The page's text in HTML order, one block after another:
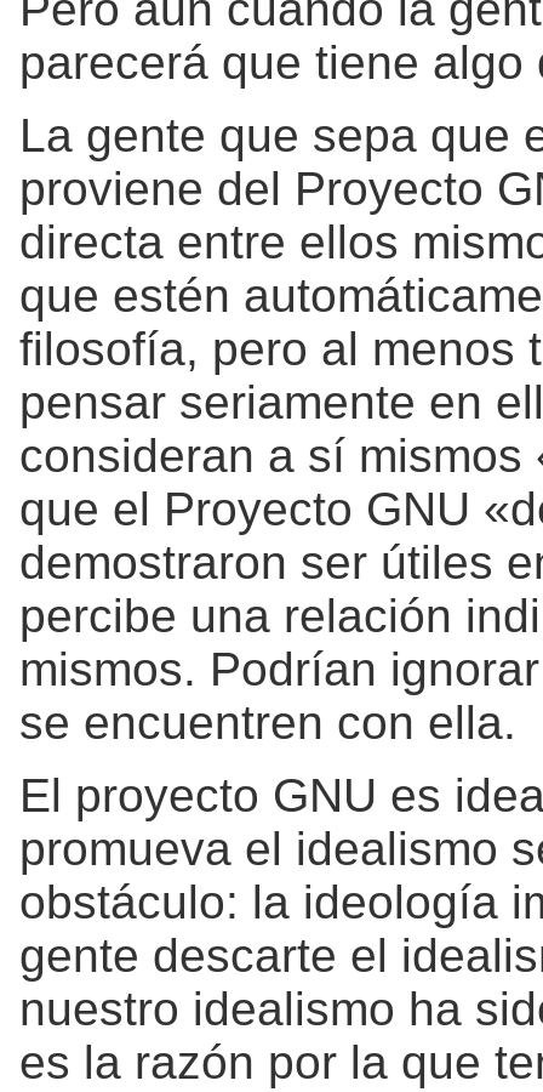
parecerá que tiene
La gente que sepa que
proviene del Proyecto
directa entre ellos
que estén
filosofía, pero al menos
pensar seriamente en
consideran a sí
que el Proyecto GNU
demostraron ser útiles
percibe una relación
mismos. Podrían
se encuentren con ella.
El proyecto GNU es
promueva el idealismo
obstáculo: la ideología
gente descarte el
nuestro idealismo ha
es la razón por la que